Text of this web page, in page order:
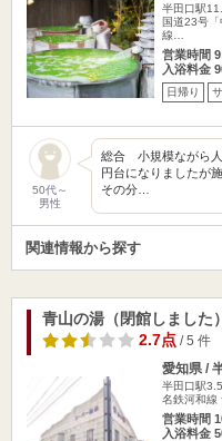
半田口駅
国道23号
線…
営業時間
入浴料金
日帰り
50代～
男性
総合 小規模ながら
円台になりましたが
その分…
関連情報から探す
青山の湯（閉館しました）
2.7点/ 5 件
愛知県 /
半田口駅
名鉄河和線
営業時間
入浴料金